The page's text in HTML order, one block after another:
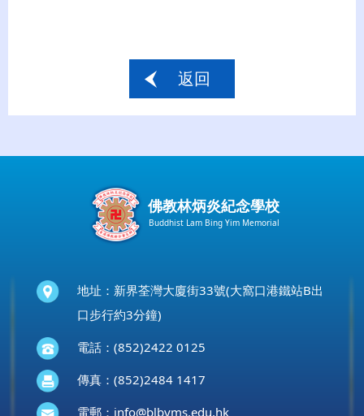
返回
佛教林炳炎紀念學校
Buddhist Lam Bing Yim Memorial
地址：新界荃灣大廈街33號(大窩口港鐵站B出
口步行約3分鐘)
電話：(852)2422 0125
傳真：(852)2484 1417
電郵： info@blbyms.edu.hk